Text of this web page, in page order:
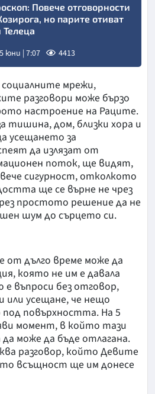
Повече отговорности
но парите отиват
Телеца
юни | 7:07 4413
мрежи,
разговори може бързо
настроение на Раците.
тишина, дом, близки хора и
усещането за
да излязат от
поток, ще видят,
сигурност, отколкото
ще се върне не чрез
простото решение да не
шум до сърцето си.
дълго време може да
която не им е давала
е въпроси без отговор,
или усещане, че нещо
повърхността. На 5
момент, в който тази
може да бъде отлагана.
разговор, който Девите
всъщност ще им донесе